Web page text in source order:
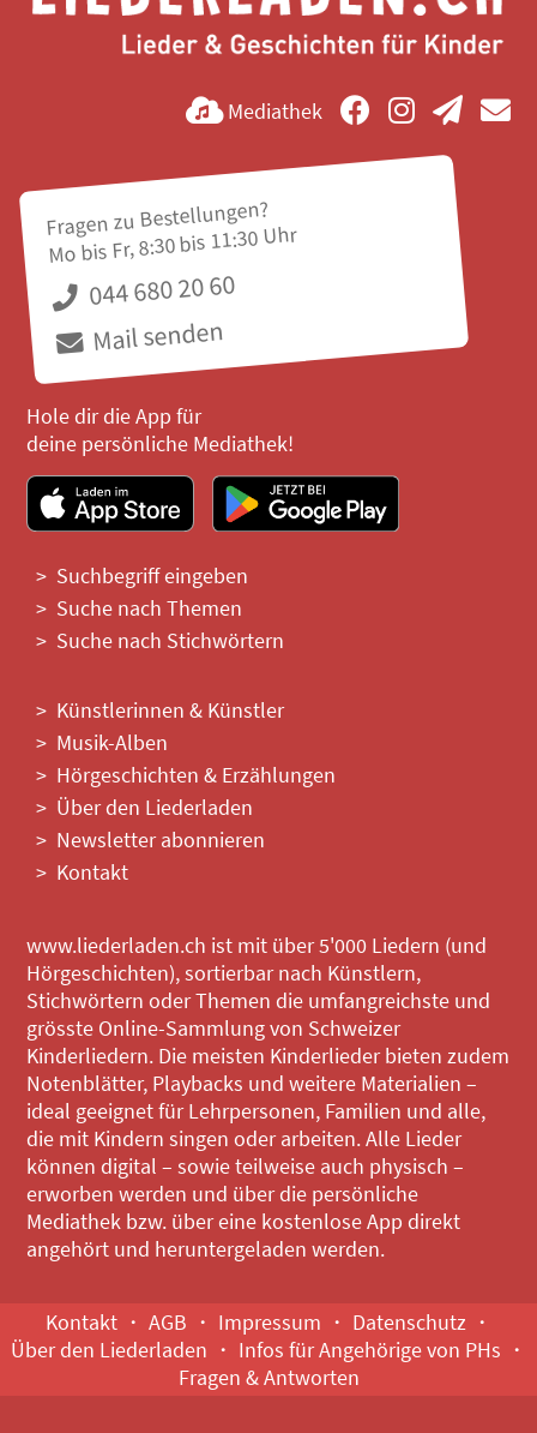
Mediathek
Fragen zu Bestellungen?
Mo bis Fr, 8:30 bis 11:30 Uhr
044 680 20 60
Mail senden
Hole dir die App für
deine persönliche Mediathek!
Suchbegriff eingeben
Suche nach Themen
Suche nach Stichwörtern
Künstlerinnen & Künstler
Musik-Alben
Hörgeschichten & Erzählungen
Über den Liederladen
Newsletter abonnieren
Kontakt
www.liederladen.ch ist mit über 5'000 Liedern (und
Hörgeschichten), sortierbar nach Künstlern,
Stichwörtern oder Themen die umfangreichste und
grösste Online-Sammlung von Schweizer
Kinderliedern. Die meisten Kinderlieder bieten zudem
Notenblätter, Playbacks und weitere Materialien –
ideal geeignet für Lehrpersonen, Familien und alle,
die mit Kindern singen oder arbeiten. Alle Lieder
können digital – sowie teilweise auch physisch –
erworben werden und über die persönliche
Mediathek bzw. über eine kostenlose App direkt
angehört und heruntergeladen werden.
Kontakt AGB Impressum
Datenschutz
Über den Liederladen
Infos für Angehörige von PHs
Fragen & Antworten